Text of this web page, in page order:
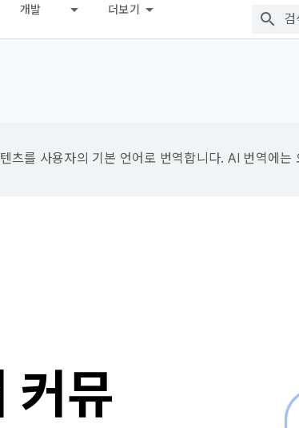
개발 더보기
츠를 사용자의 기본 언어로 번역합니다. AI 번역에는
뮤